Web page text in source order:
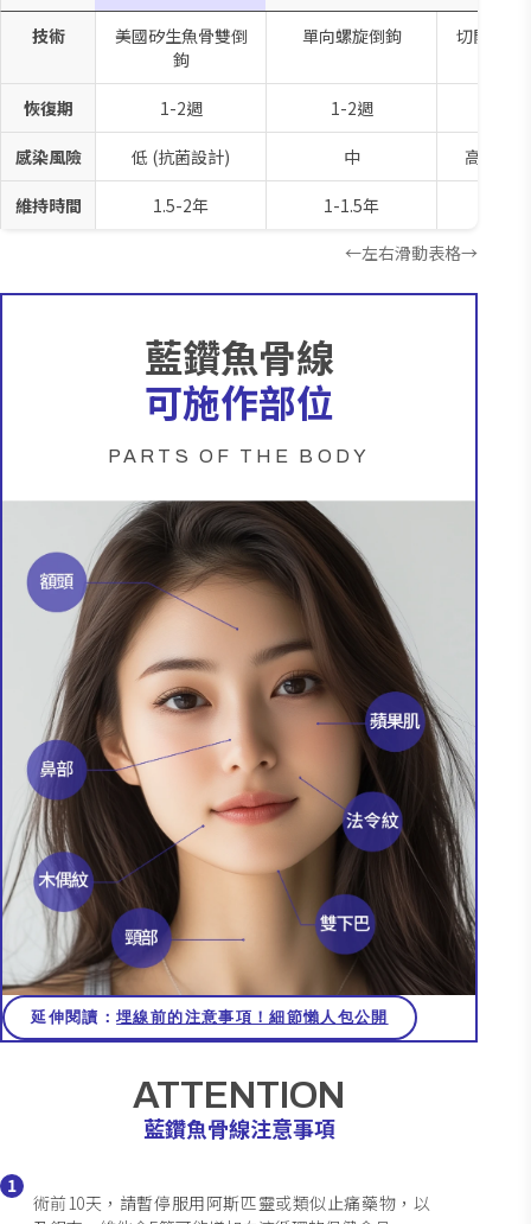
技術
美國矽生魚骨雙倒
鉤
單向螺旋倒鉤 切開皮膚
恢復期 1-2週 1-2週
感染風險 低 (抗菌設計) 中 高 (開放
維持時間 1.5-2年 1-1.5年
←左右滑動表格→
藍鑽魚骨線
可施作部位
PARTS OF THE BODY
延伸閱讀：埋線前的注意事項！細節懶人包公開
ATTENTION
藍鑽魚骨線注意事項
1
術前10天，請暫停服用阿斯匹靈或類似止痛藥物，以